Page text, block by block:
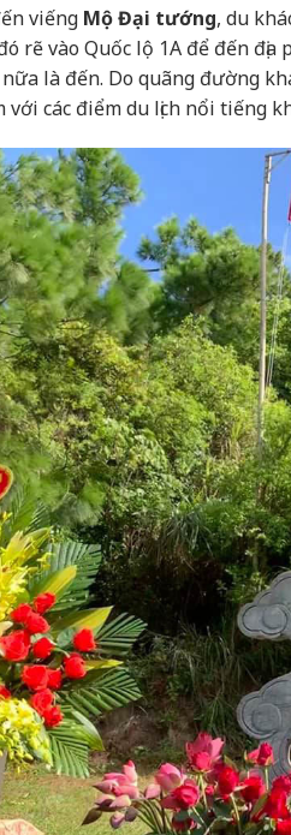
viếng Mộ Đại tướng, du
rẽ vào Quốc lộ 1A để đến
là đến. Do quãng đường
với các điểm du lịch nổi tiếng